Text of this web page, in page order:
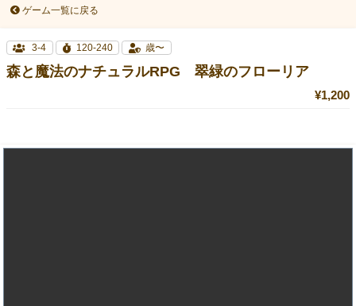
ゲーム一覧に戻る
3-4 120-240 歳〜
森と魔法のナチュラルRPG 翠緑のフローリア
¥1,200